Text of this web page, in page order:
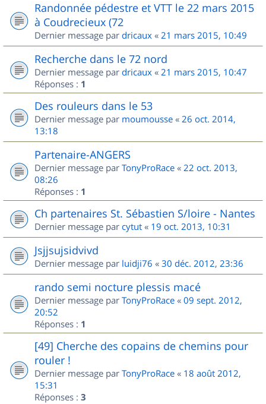
Randonnée pédestre et VTT le 22 mars 2015
à Coudrecieux (72
Dernier message par dricaux « 21 mars 2015, 10:49
Recherche dans le 72 nord
Dernier message par dricaux « 21 mars 2015, 10:47
Réponses : 1
Des rouleurs dans le 53
Dernier message par moumousse « 26 oct. 2014,
13:18
Partenaire-ANGERS
Dernier message par TonyProRace « 22 oct. 2013,
08:26
Réponses : 1
Ch partenaires St. Sébastien S/loire - Nantes
Dernier message par cytut « 19 oct. 2013, 10:31
Jsjjsujsidvivd
Dernier message par luidji76 « 30 déc. 2012, 23:36
rando semi nocture plessis macé
Dernier message par TonyProRace « 09 sept. 2012,
20:52
Réponses : 1
[49] Cherche des copains de chemins pour
rouler !
Dernier message par TonyProRace « 18 août 2012,
15:31
Réponses : 3